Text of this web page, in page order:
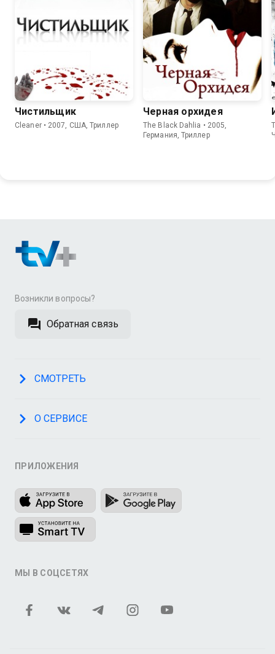
Чистильщик
Cleaner • 2007, США, Триллер
Черная орхидея
The Black Dahlia • 2005,
Германия, Триллер
Возникли вопросы?
Обратная связь
СМОТРЕТЬ
О СЕРВИСЕ
ПРИЛОЖЕНИЯ
МЫ В СОЦСЕТЯХ